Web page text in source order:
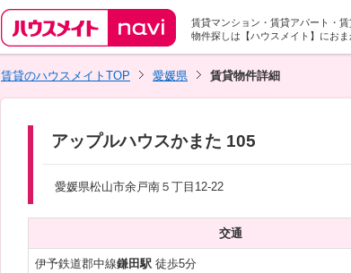
賃貸マンション・賃貸アパート・
物件探しは【ハウスメイト】におま
賃貸のハウスメイトTOP
愛媛県 賃貸物件詳細
アップルハウスかまた 105
愛媛県松山市余戸南５丁目12-22
交通
伊予鉄道郡中線鎌田駅徒歩5分